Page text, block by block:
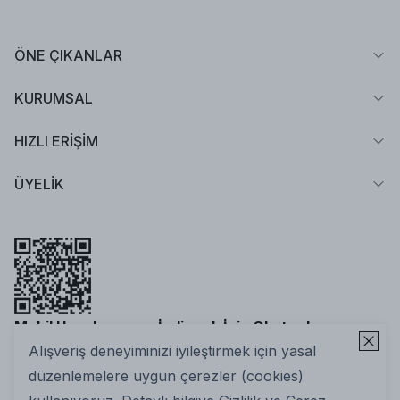
Alışveriş deneyiminizi iyileştirmek için yasal
düzenlemelere uygun çerezler (cookies)
ÖNE ÇIKANLAR
KURUMSAL
HIZLI ERİŞİM
ÜYELİK
Mobil Uygulamamızı İndirmek İçin Okutun!